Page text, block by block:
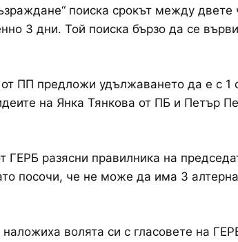
поиска срокът между двете
3 дни. Той поиска бързо да се
ПП предложи удължаването да е с 1
на Янка Тянкова от ПБ и Петър
ГЕРБ разясни правилника на
посочи, че не може да има 3
волята си с гласовете на